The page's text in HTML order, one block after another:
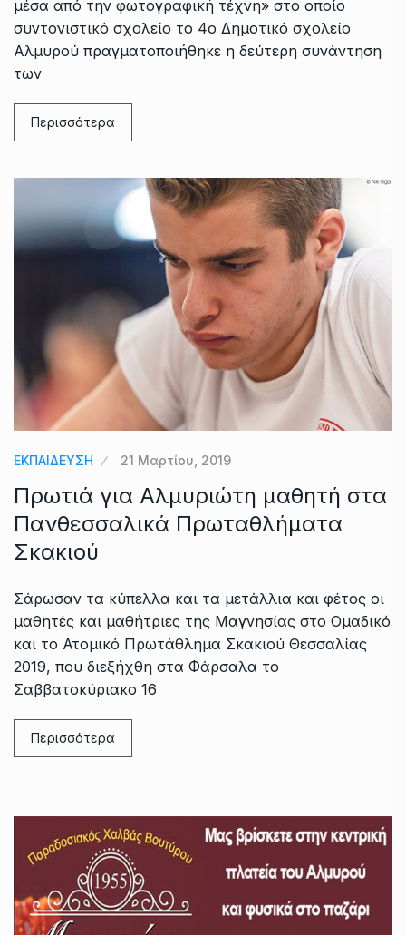
μέσα από την φωτογραφική τέχνη» στο οποίο
συντονιστικό σχολείο το 4ο Δημοτικό σχολείο
Αλμυρού πραγματοποιήθηκε η δεύτερη συνάντηση
των
Περισσότερα
ΕΚΠΑΙΔΕΥΣΗ 21 Μαρτίου, 2019
Πρωτιά για Αλμυριώτη μαθητή στα
Πανθεσσαλικά Πρωταθλήματα
Σκακιού
Σάρωσαν τα κύπελλα και τα μετάλλια και φέτος οι
μαθητές και μαθήτριες της Μαγνησίας στο Ομαδικό
και το Ατομικό Πρωτάθλημα Σκακιού Θεσσαλίας
2019, που διεξήχθη στα Φάρσαλα το
Σαββατοκύριακο 16
Περισσότερα